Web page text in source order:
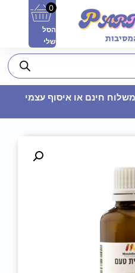
לניפוח עצמי - נסיכה
0
הסל
שלי